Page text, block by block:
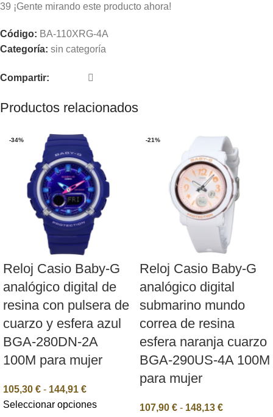
39 ¡Gente mirando este producto ahora!
Código: BA-110XRG-4A
Categoría: sin categoría
Compartir:
Productos relacionados
-34%
Reloj Casio Baby-G
analógico digital de
resina con pulsera de
cuarzo y esfera azul
BGA-280DN-2A
100M para mujer
105,30 € - 144,91 €
Seleccionar opciones
-21%
Reloj Casio Baby-G
analógico digital
submarino mundo
correa de resina
esfera naranja cuarzo
BGA-290US-4A 100M
para mujer
107,90 € - 148,13 €